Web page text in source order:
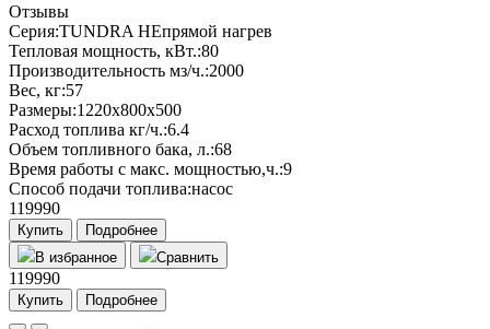
Отзывы
Серия:TUNDRA НЕпрямой нагрев
Тепловая мощность, кВт.:80
Производительность мз/ч.:2000
Вес, кг:57
Размеры:1220x800x500
Расход топлива кг/ч.:6.4
Объем топливного бака, л.:68
Время работы с макс. мощностью,ч.:9
Способ подачи топлива:насос
119990
Купить
Подробнее
В избранное
Сравнить
119990
Купить Подробнее